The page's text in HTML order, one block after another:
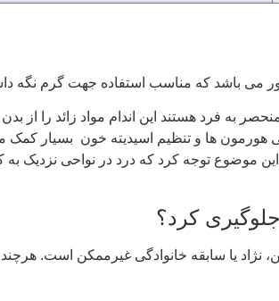
می باشد که مناسب استفاده جهت گرم نگه
به فرد هستند این اندام مواد زائد را از
هورمون ها و تنظیم اسیدیته خون بسیار کمک
موضوع توجه کرد که درد در نواحی نزدیک
کرد؟
یا سابقه خانوادگی غیرممکن است. هرچند